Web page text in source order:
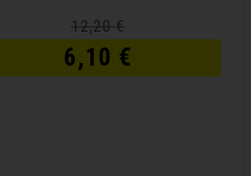
12,20€
6,10 €